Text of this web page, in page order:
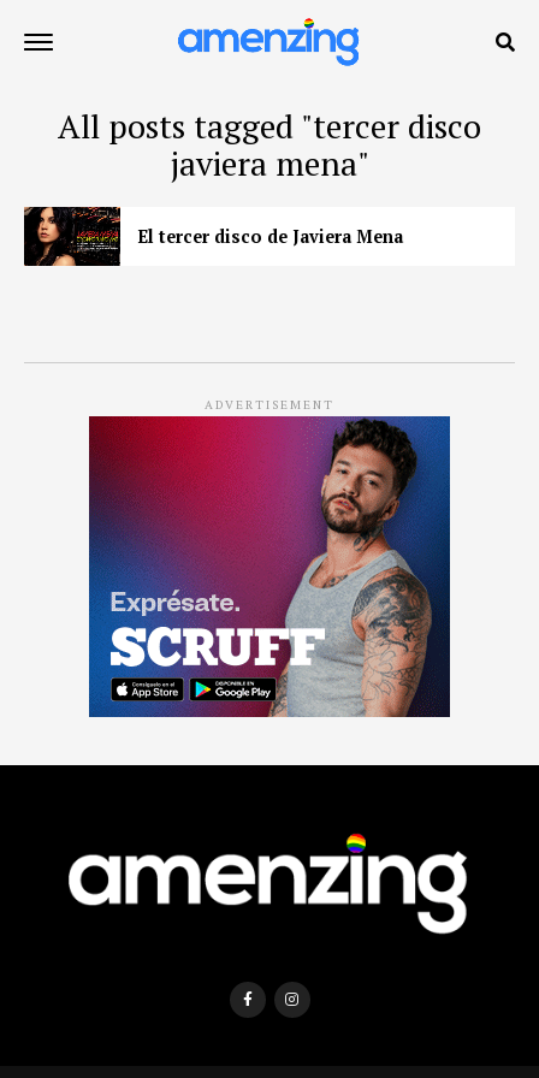
All posts tagged "tercer disco
javiera mena"
El tercer disco de Javiera Mena
ADVERTISEMENT